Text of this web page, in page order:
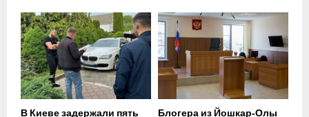
В Киеве задержали пять Блогера из Йошкар‑Олы